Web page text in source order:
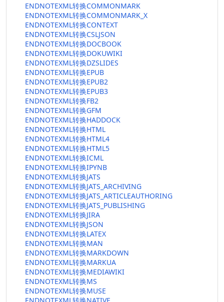
ENDNOTEXML转换COMMONMARK
ENDNOTEXML转换COMMONMARK_X
ENDNOTEXML转换CONTEXT
ENDNOTEXML转换CSLJSON
ENDNOTEXML转换DOCBOOK
ENDNOTEXML转换DOKUWIKI
ENDNOTEXML转换DZSLIDES
ENDNOTEXML转换EPUB
ENDNOTEXML转换EPUB2
ENDNOTEXML转换EPUB3
ENDNOTEXML转换FB2
ENDNOTEXML转换GFM
ENDNOTEXML转换HADDOCK
ENDNOTEXML转换HTML
ENDNOTEXML转换HTML4
ENDNOTEXML转换HTML5
ENDNOTEXML转换ICML
ENDNOTEXML转换IPYNB
ENDNOTEXML转换JATS
ENDNOTEXML转换JATS_ARCHIVING
ENDNOTEXML转换JATS_ARTICLEAUTHORING
ENDNOTEXML转换JATS_PUBLISHING
ENDNOTEXML转换JIRA
ENDNOTEXML转换JSON
ENDNOTEXML转换LATEX
ENDNOTEXML转换MAN
ENDNOTEXML转换MARKDOWN
ENDNOTEXML转换MARKUA
ENDNOTEXML转换MEDIAWIKI
ENDNOTEXML转换MS
ENDNOTEXML转换MUSE